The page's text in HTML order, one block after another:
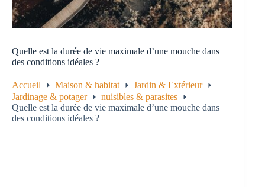
Quelle est la durée de vie maximale d’une mouche dans
des conditions idéales ?
Accueil Maison & habitat
Jardin & Extérieur
Jardinage & potager
nuisibles & parasites
Quelle est la durée de vie maximale d’une mouche dans
des conditions idéales ?